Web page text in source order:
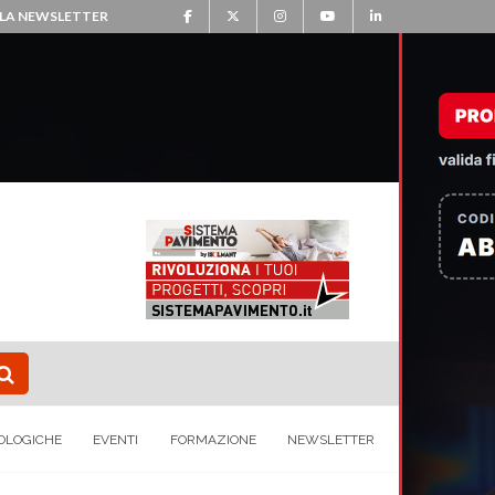
NEWSLETTER
EVENTI FORMAZIONE NEWSLETTER